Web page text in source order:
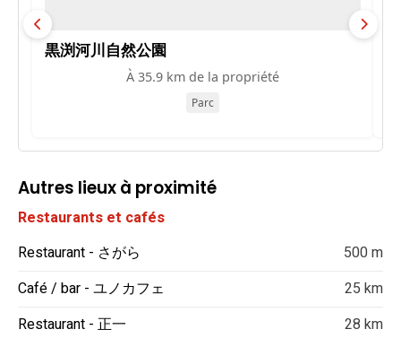
黒渕河川自然公園
À 35.9 km de la propriété
Parc
Autres lieux à proximité
Restaurants et cafés
Restaurant - さがら
500 m
Café / bar - ユノカフェ
25 km
Restaurant - 正一
28 km